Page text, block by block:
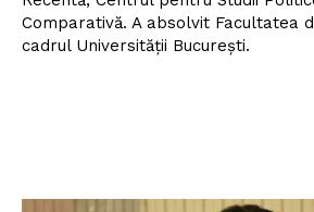
Comparativă. A absolvit Facultatea
cadrul Universității București.